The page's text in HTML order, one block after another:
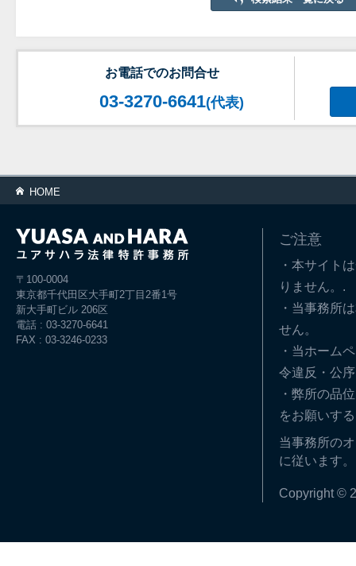
お電話でのお問合せ
03-3270-6641(代表)
HOME
〒100-0004
東京都千代田区大手町2丁目2番1号
新大手町ビル 206区
電話 : 03-3270-6641
FAX : 03-3246-0233
ご注意
・本サイト
りません。.
・当事務所
せん。
・当ホーム
令違反・公
・弊所の品
をお願いす
当事務所の
に従います。
Copyright ©